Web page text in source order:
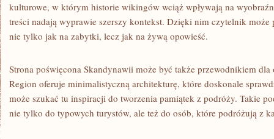
kulturowe, w którym historie wikingów wciąż wpływają na
treści nadają wyprawie szerszy kontekst. Dzięki nim czytelnik może
nie tylko jak na zabytki, lecz jak na żywą opowieść.
Strona poświęcona Skandynawii może być także przewodnikiem
Region oferuje minimalistyczną architekturę, które doskonale
może szukać tu inspiracji do tworzenia pamiątek z podróży. Takie
nie tylko do typowych turystów, ale też do osób, które podróżują z